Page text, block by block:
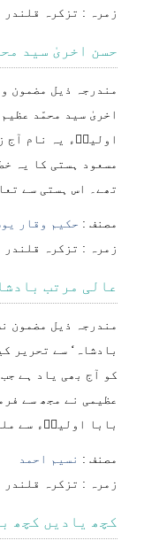
⁠⁠⁠زمرہ : تزکرہ
حسن اخریٰ سید
مندرجہ ذیل مضمون
اخریٰ سید محمّد
اولیاؒء یہ نام آج
مسعود ہستی کا یہ
تھے۔ اس ہستی سے
مصنف : حکیم وقار
⁠⁠⁠زمرہ : تزکرہ
عالی مرتب
مندرجہ ذیل مضمون
کو آج بھی یاد ہے
عظیمی نے مجھ سے
بابا اولیاؒء سے
مصنف : نسیم احمد
⁠⁠⁠زمرہ : تزکرہ
کچھ یادیں کچھ